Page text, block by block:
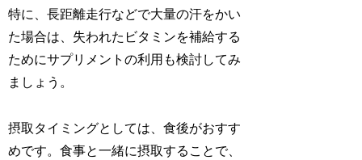
特に、長距離走行などで大量の汗をかい
た場合は、失われたビタミンを補給する
ためにサプリメントの利用も検討してみ
ましょう。
摂取タイミングとしては、食後がおすす
めです。食事と一緒に摂取することで、